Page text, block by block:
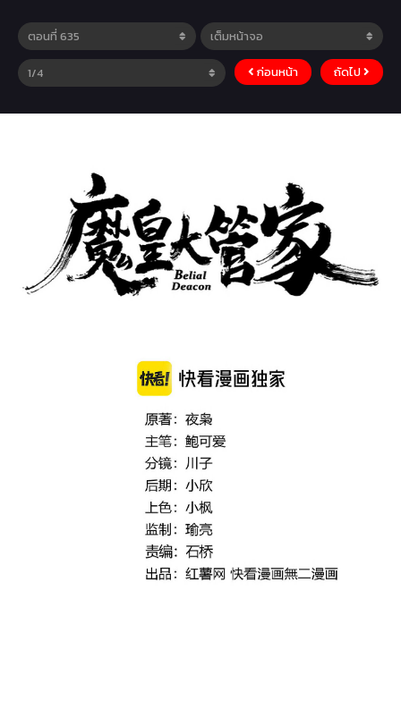
ก่อนหน้า ถัดไป